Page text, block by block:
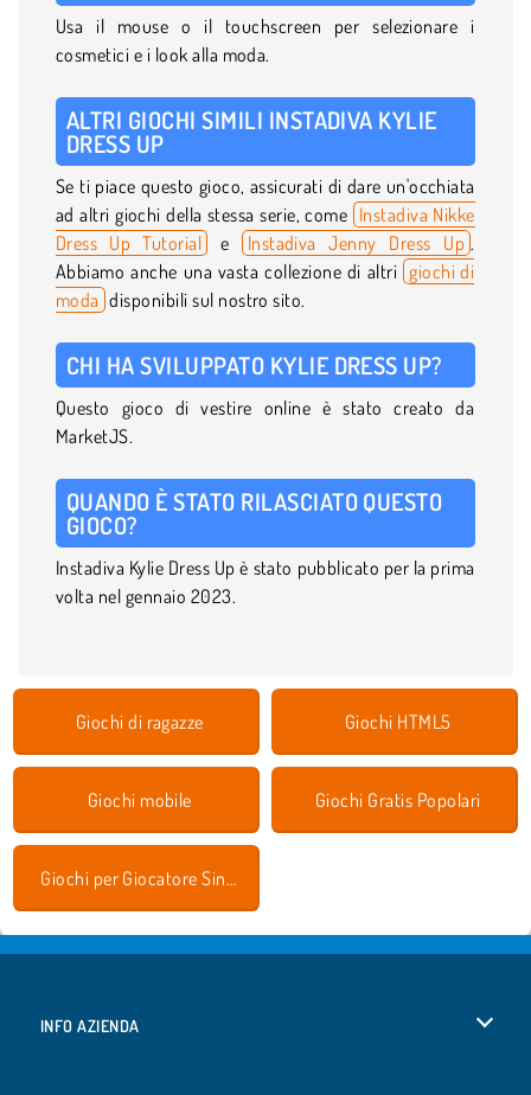
Usa il mouse o il touchscreen per selezionare i
cosmetici e i look alla moda.
ALTRI GIOCHI SIMILI INSTADIVA KYLIE
DRESS UP
Se ti piace questo gioco, assicurati di dare un'occhiata
ad altri giochi della stessa serie, come Instadiva Nikke
Dress Up Tutorial
e Instadiva Jenny Dress Up .
Abbiamo anche una vasta collezione di altri giochi di
moda disponibili sul nostro sito.
CHI HA SVILUPPATO KYLIE DRESS UP?
Questo gioco di vestire online è stato creato da
MarketJS.
QUANDO È STATO RILASCIATO QUESTO
GIOCO?
Instadiva Kylie Dress Up è stato pubblicato per la prima
volta nel gennaio 2023.
Giochi di ragazze Giochi HTML5
Giochi mobile Giochi Gratis Popolari
Giochi per Giocatore Singolo
INFO AZIENDA